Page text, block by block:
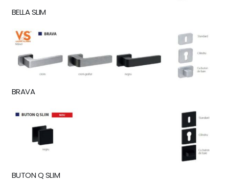
BELLA SLIM
BRAVA
BUTON Q SLIM